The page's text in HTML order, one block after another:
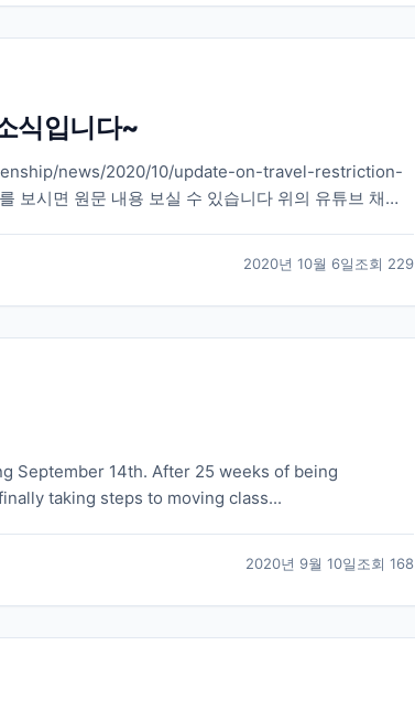
식입니다~
news/2020/10/update-on-travel-restriction-
시면 원문 내용 보실 수 있습니다 위의 유튜브 채널
2020년 10월 6일조회 229
September 14th. After 25 weeks of being
taking steps to moving class...
2020년 9월 10일조회 168